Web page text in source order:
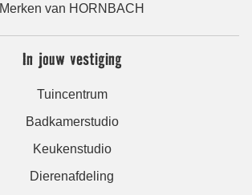
Merken van HORNBACH
In jouw vestiging
Tuincentrum
Badkamerstudio
Keukenstudio
Dierenafdeling